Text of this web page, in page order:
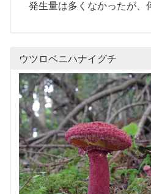
発生量は多くなかったが、
ウツロベニハナイグチ